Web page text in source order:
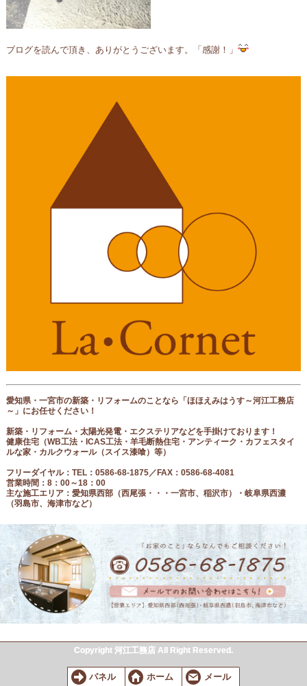
ブログを読んで頂き、ありがとうございます。「感謝！」
愛知県・一宮市の新築・リフォームのことなら「ほほえみはうす～河江工務店
～」にお任せください！
新築・リフォーム・太陽光発電・エクステリアなどを手掛けております！
健康住宅（WB工法・ICAS工法・羊毛断熱住宅・アンティーク・カフェスタイ
ルな家・カルクウォール（スイス漆喰）等）
フリーダイヤル： TEL：0586-68-1875／FAX：0586-68-4081
営業時間：8：00～18：00
主な施工エリア：愛知県西部（西尾張・・・一宮市、稲沢市）・岐阜県西濃
（羽島市、海津市など）
Copyright 河江工務店 All Right Reserved.
パネル ホーム メール